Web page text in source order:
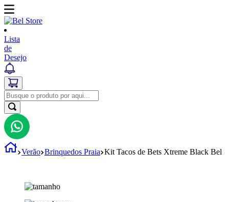
Lista
de
Desejo
Verão Brinquedos Praia Kit Tacos de Bets Xtreme Black Bel